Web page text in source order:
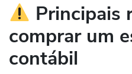
Principais
comprar um
contábil